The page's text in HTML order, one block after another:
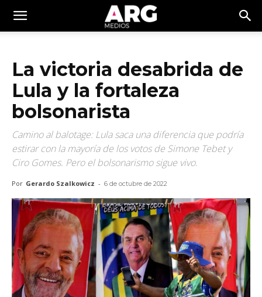
La victoria desabrida de
Lula y la fortaleza
bolsonarista
Camino al balotage: Lula saca una diferencia que podría
estirar con la mayoría de los votos de Simone Tebet y
Ciro Gomes. Pero el bolsonarismo sigue vivo.
Por Gerardo Szalkowicz - 6 de octubre de 2022